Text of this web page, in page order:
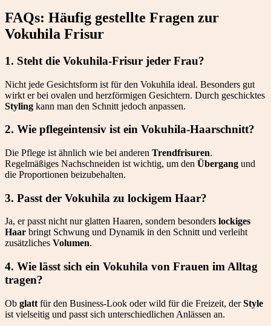
FAQs: Häufig gestellte Fragen zur
Vokuhila Frisur
1. Steht die Vokuhila-Frisur jeder Frau?
Nicht jede Gesichtsform ist für den Vokuhila ideal. Besonders gut
wirkt er bei ovalen und herzförmigen Gesichtern. Durch geschicktes
Styling kann man den Schnitt jedoch anpassen.
2. Wie pflegeintensiv ist ein Vokuhila-Haarschnitt?
Die Pflege ist ähnlich wie bei anderen Trendfrisuren.
Regelmäßiges Nachschneiden ist wichtig, um den Übergang und
die Proportionen beizubehalten.
3. Passt der Vokuhila zu lockigem Haar?
Ja, er passt nicht nur glatten Haaren, sondern besonders lockiges
Haar bringt Schwung und Dynamik in den Schnitt und verleiht
zusätzliches Volumen.
4. Wie lässt sich ein Vokuhila von Frauen im Alltag
tragen?
Ob glatt für den Business-Look oder wild für die Freizeit, derStyle
ist vielseitig und passt sich unterschiedlichen Anlässen an.